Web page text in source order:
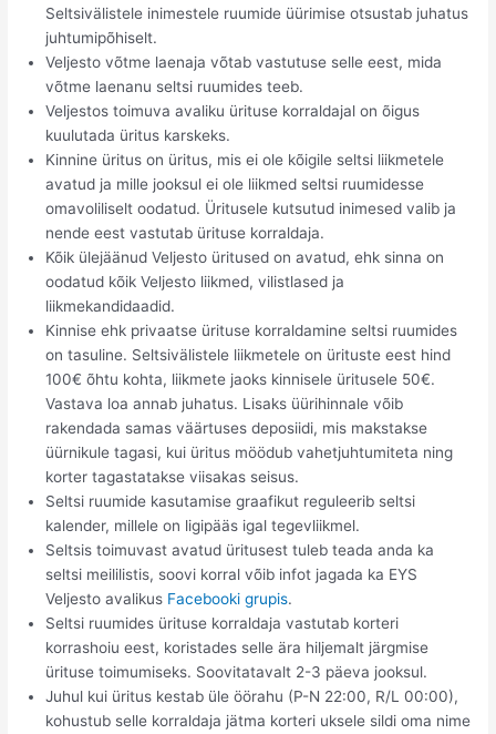
Seltsivälistele inimestele ruumide üürimise otsustab juhatus
juhtumipõhiselt.
Veljesto võtme laenaja võtab vastutuse selle eest, mida
võtme laenanu seltsi ruumides teeb.
Veljestos toimuva avaliku ürituse korraldajal on õigus
kuulutada üritus karskeks.
Kinnine üritus on üritus, mis ei ole kõigile seltsi liikmetele
avatud ja mille jooksul ei ole liikmed seltsi ruumidesse
omavoliliselt oodatud. Üritusele kutsutud inimesed valib ja
nende eest vastutab ürituse korraldaja.
Kõik ülejäänud Veljesto üritused on avatud, ehk sinna on
oodatud kõik Veljesto liikmed, vilistlased ja
liikmekandidaadid.
Kinnise ehk privaatse ürituse korraldamine seltsi ruumides
on tasuline. Seltsivälistele liikmetele on ürituste eest hind
100€ õhtu kohta, liikmete jaoks kinnisele üritusele 50€.
Vastava loa annab juhatus. Lisaks üürihinnale võib
rakendada samas väärtuses deposiidi, mis makstakse
üürnikule tagasi, kui üritus möödub vahetjuhtumiteta ning
korter tagastatakse viisakas seisus.
Seltsi ruumide kasutamise graafikut reguleerib seltsi
kalender, millele on ligipääs igal tegevliikmel.
Seltsis toimuvast avatud üritusest tuleb teada anda ka
seltsi meililistis, soovi korral võib infot jagada ka EYS
Veljesto avalikus Facebooki grupis.
Seltsi ruumides ürituse korraldaja vastutab korteri
korrashoiu eest, koristades selle ära hiljemalt järgmise
ürituse toimumiseks. Soovitatavalt 2-3 päeva jooksul.
Juhul kui üritus kestab üle öörahu (P-N 22:00, R/L 00:00),
kohustub selle korraldaja jätma korteri uksele sildi oma nime